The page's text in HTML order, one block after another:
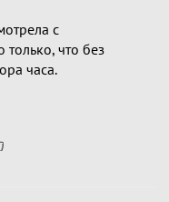
с
только, что без
часа.